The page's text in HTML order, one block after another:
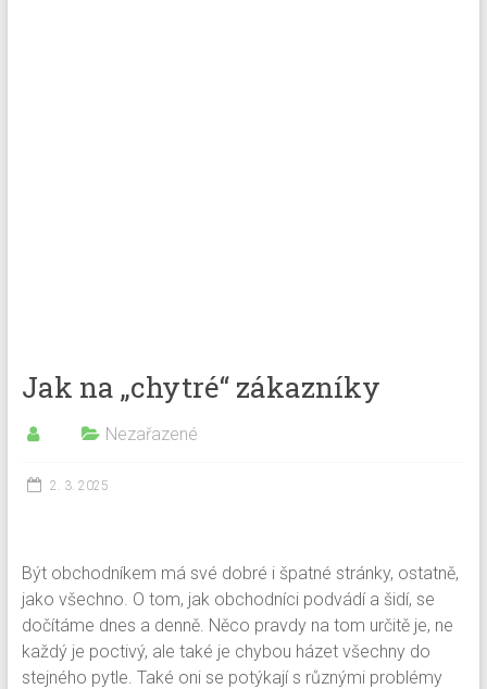
Jak na „chytré“ zákazníky
Nezařazené
2. 3. 2025
Být obchodníkem má své dobré i špatné stránky, ostatně,
jako všechno. O tom, jak obchodníci podvádí a šidí, se
dočítáme dnes a denně. Něco pravdy na tom určitě je, ne
každý je poctivý, ale také je chybou házet všechny do
stejného pytle. Také oni se potýkají s různými problémy